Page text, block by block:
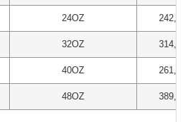
24OZ
32OZ
40OZ
48OZ